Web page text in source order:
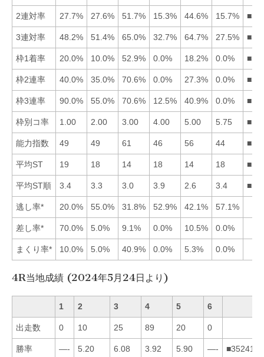
2連対率 27.7% 27.6% 51.7% 15.3% 44.6% 15.7%
3連対率 48.2% 51.4% 65.0% 32.7% 64.7% 27.5%
枠1着率 20.0% 10.0% 52.9% 0.0% 18.2% 0.0%
枠2連率 40.0% 35.0% 70.6% 0.0% 27.3% 0.0%
枠3連率 90.0% 55.0% 70.6% 12.5% 40.9% 0.0%
枠別コ率 1.00 2.00 3.00 4.00 5.00 5.75
能力指数 49 49 61 46 56 44
平均ST 19 18 14 18 14 18
平均ST順 3.4 3.3 3.0 3.9 2.6 3.4
逃し率* 20.0% 55.0% 31.8% 52.9% 42.1% 57.1%
差し率* 70.0% 5.0% 9.1% 0.0% 10.5% 0.0%
まくり率* 10.0% 5.0% 40.9% 0.0% 5.3% 0.0%
4R当地成績 (2024年5月24日より)
1 2 3 4 5 6
出走数 0 10 25 89 20 0
勝率 —- 5.20 6.08 3.92 5.90 —- ■352416